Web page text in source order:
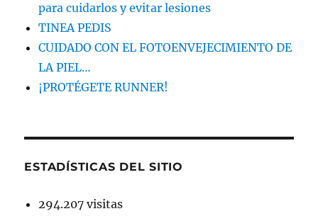
para cuidarlos y evitar lesiones
TINEA PEDIS
CUIDADO CON EL FOTOENVEJECIMIENTO DE
LA PIEL…
¡PROTÉGETE RUNNER!
ESTADÍSTICAS DEL SITIO
294.207 visitas